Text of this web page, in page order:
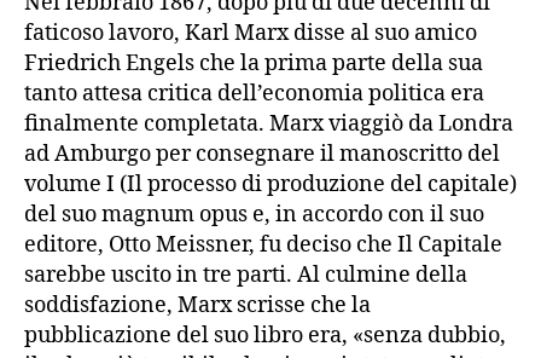
faticoso lavoro, Karl Marx disse al suo amico
Friedrich Engels che la prima parte della sua
tanto attesa critica dell’economia politica era
finalmente completata. Marx viaggiò da Londra
ad Amburgo per consegnare il manoscritto del
volume I (Il processo di produzione del capitale)
del suo magnum opus e, in accordo con il suo
editore, Otto Meissner, fu deciso che Il Capitale
sarebbe uscito in tre parti. Al culmine della
soddisfazione, Marx scrisse che la
pubblicazione del suo libro era, «senza dubbio,